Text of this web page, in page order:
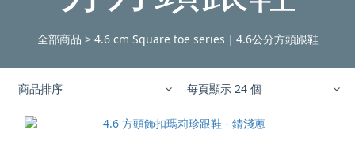
全部商品 > 4.6 cm Square toe series｜4.6公分方頭跟鞋
商品排序 每頁顯示 24 個